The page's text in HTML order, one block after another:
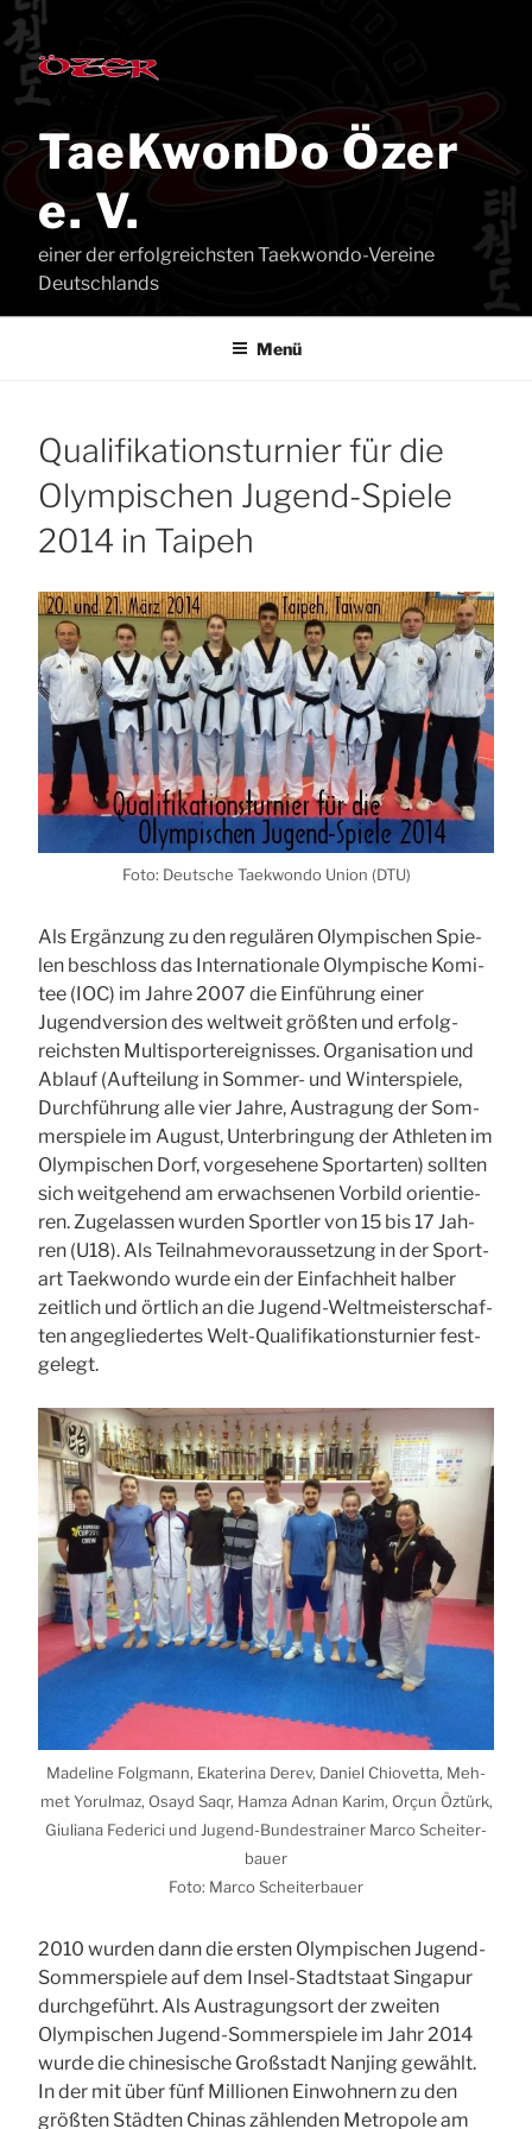
Zum
Inhalt
springen
TaeKwonDo Özer
e. V.
einer der erfolgreichsten Taekwondo-Vereine
Deutschlands
Menü
Qua­li­fi­ka­ti­ons­tur­nier für die
Olym­pi­schen Jugend-Spie­le
2014 in Tai­peh
Foto: Deut­sche Tae­kwon­do Uni­on (DTU)
Als Ergän­zung zu den regu­lä­ren Olym­pi­schen Spie­
len beschloss das Inter­na­tio­na­le Olym­pi­sche Komi­
tee (IOC) im Jah­re 2007 die Ein­füh­rung einer
Jugend­ver­si­on des welt­weit größ­ten und erfolg­
reichs­ten Multi­sport­er­eig­nis­ses. Orga­ni­sa­ti­on und
Ablauf (Auf­tei­lung in Som­mer- und Win­ter­spie­le,
Durch­füh­rung alle vier Jah­re, Aus­tra­gung der Som­
mer­spie­le im August, Unter­brin­gung der Ath­le­ten im
Olym­pi­schen Dorf, vor­ge­se­he­ne Sport­ar­ten) soll­ten
sich weit­ge­hend am erwach­se­nen Vor­bild ori­en­tie­
ren. Zuge­las­sen wur­den Sport­ler von 15 bis 17 Jah­
ren (U18). Als Teil­nah­me­vor­aus­set­zung in der Sport­
art Tae­kwon­do wur­de ein der Ein­fach­heit hal­ber
zeit­lich und ört­lich an die Jugend-Welt­meis­ter­schaf­
ten ange­glie­der­tes Welt-Qua­li­fi­ka­ti­ons­tur­nier fest­
ge­legt.
Made­li­ne Folg­mann, Eka­te­ri­na Derev, Dani­el Chio­vet­ta, Meh­
met Yorul­maz, Osayd Saqr, Ham­za Adnan Karim, Orçun Öztürk,
Giu­lia­na Fede­ri­ci und Jugend-Bun­des­trai­ner Mar­co Schei­ter­
bau­er
Foto: Mar­co Schei­ter­bau­er
2010 wur­den dann die ers­ten Olym­pi­schen Jugend-
Som­mer­spie­le auf dem Insel-Stadt­staat Sin­ga­pur
durch­ge­führt. Als Aus­tra­gungs­ort der zwei­ten
Olym­pi­schen Jugend-Som­mer­spie­le im Jahr 2014
wur­de die chi­ne­si­sche Groß­stadt Nan­jing gewählt.
In der mit über fünf Mil­lio­nen Ein­woh­nern zu den
größ­ten Städ­ten Chi­nas zäh­len­den Metro­po­le am